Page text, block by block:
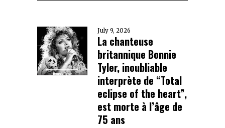
July 9, 2026
La chanteuse
britannique Bonnie
Tyler, inoubliable
interprète de “Total
eclipse of the heart”,
est morte à l’âge de
75 ans